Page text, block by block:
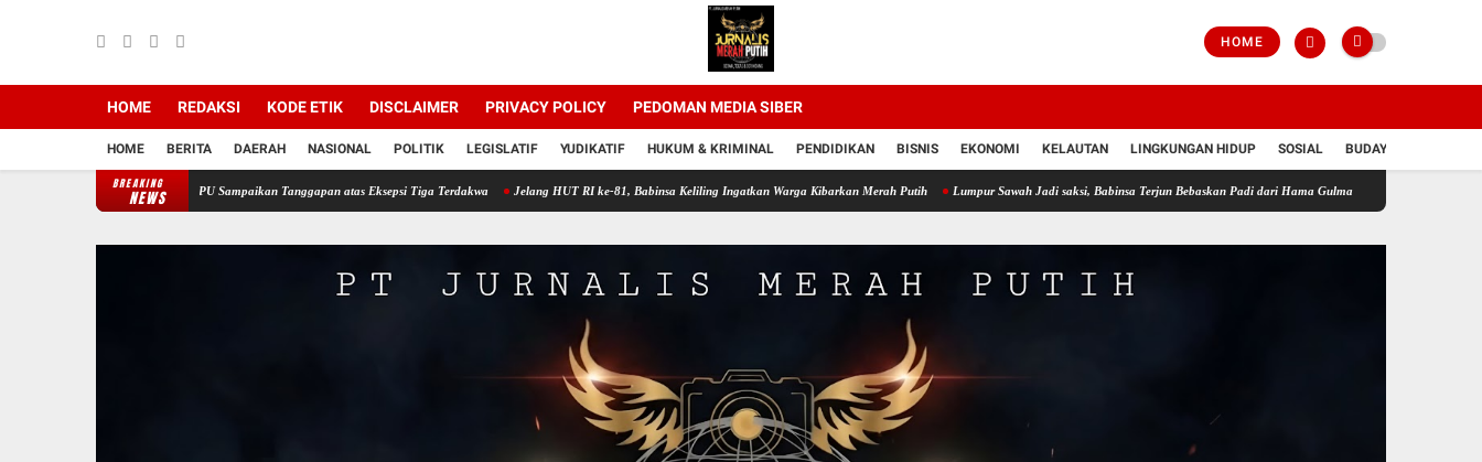
HOME
HOME REDAKSI KODE ETIK DISCLAIMER PRIVACY POLICY PEDOMAN MEDIA SIBER
HOME BERITA DAERAH NASIONAL POLITIK LEGISLATIF YUDIKATIF HUKUM & KRIMINAL PENDIDIKAN BISNIS EKONOMI KELAUTAN LINGKUNGAN HIDUP SOSIAL BUDAYA
BREAKING
NEWS
PT Semen Baturaja, JPU Sampaikan Tanggapan atas Eksepsi Tiga Terdakwa Jelang HUT RI ke-81, Babinsa Keliling Ingatkan Warga Kibarkan Merah Putih Lumpur Sawah Jadi saksi, Babinsa Terjun Bebaskan Padi dari Hama Gulma Perkuat Ketahanan Pangan